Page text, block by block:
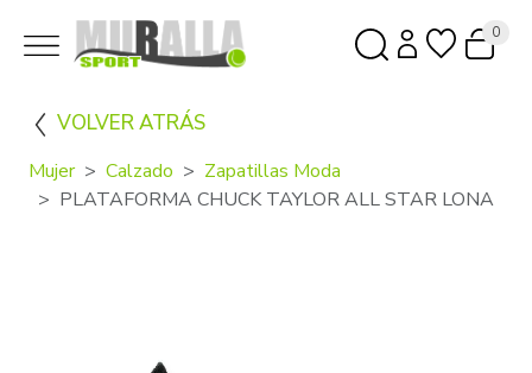
0
VOLVER ATRÁS
Mujer Calzado
Zapatillas Moda
PLATAFORMA CHUCK TAYLOR ALL STAR LONA